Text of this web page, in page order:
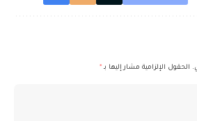
الحقول الإلزامية مشار إليها بـ *